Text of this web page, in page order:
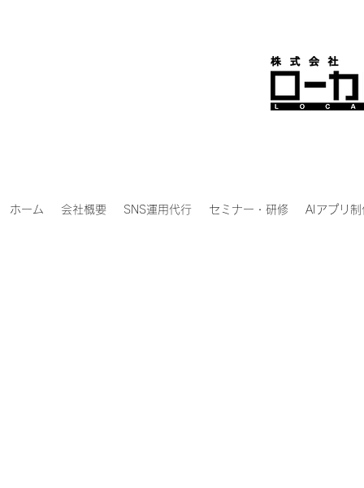
ホーム 会社概要 SNS運用代行 セミナー・研修 AIアプリ制